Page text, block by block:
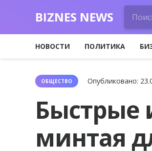
BIZNES NEWS
НОВОСТИ ПОЛИТИКА
ОБЩЕСТВО Опубликовано:
Быстрые
минтая